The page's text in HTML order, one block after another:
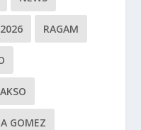
RAGAM
GOMEZ